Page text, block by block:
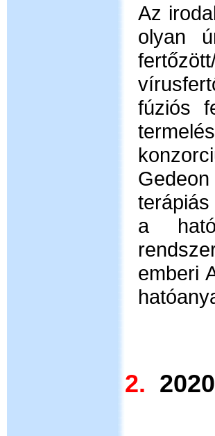
Az
olyan
fúziós
a
emberi
2.